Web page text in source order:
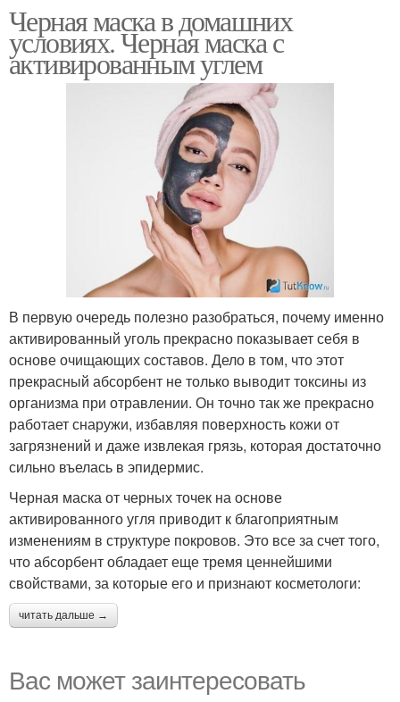
Черная маска в домашних
условиях. Черная маска с
активированным углем
В первую очередь полезно разобраться, почему именно
активированный уголь прекрасно показывает себя в
основе очищающих составов. Дело в том, что этот
прекрасный абсорбент не только выводит токсины из
организма при отравлении. Он точно так же прекрасно
работает снаружи, избавляя поверхность кожи от
загрязнений и даже извлекая грязь, которая достаточно
сильно въелась в эпидермис.
Черная маска от черных точек на основе
активированного угля приводит к благоприятным
изменениям в структуре покровов. Это все за счет того,
что абсорбент обладает еще тремя ценнейшими
свойствами, за которые его и признают косметологи:
читать дальше →
Вас может заинтересовать